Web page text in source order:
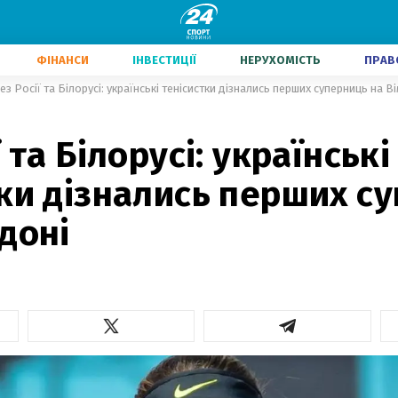
ФІНАНСИ ІНВЕСТИЦІЇ НЕРУХОМІСТЬ
Росії та Білорусі: українські тенісистки дізнались перших суперниць на
Білорусі: українські
дізнались перших